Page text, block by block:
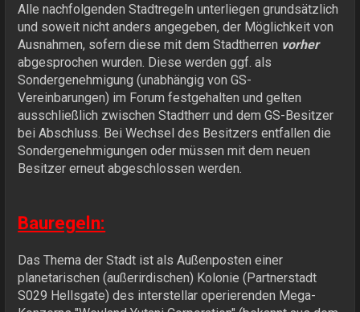
Alle nachfolgenden Stadtregeln unterliegen grundsätzlich
und soweit nicht anders angegeben, der Möglichkeit von
Ausnahmen, sofern diese mit dem Stadtherren vorher
abgesprochen wurden. Diese werden ggf. als
Sondergenehmigung (unabhängig von GS-
Vereinbarungen) im Forum festgehalten und gelten
ausschließlich zwischen Stadtherr und dem GS-Besitzer
bei Abschluss. Bei Wechsel des Besitzers entfallen die
Sondergenehmigungen oder müssen mit dem neuen
Besitzer erneut abgeschlossen werden.
Bauregeln:
Das Thema der Stadt ist als Außenposten einer
planetarischen (außerirdischen) Kolonie (Partnerstadt
S029 Hellsgate) des interstellar operierenden Mega-